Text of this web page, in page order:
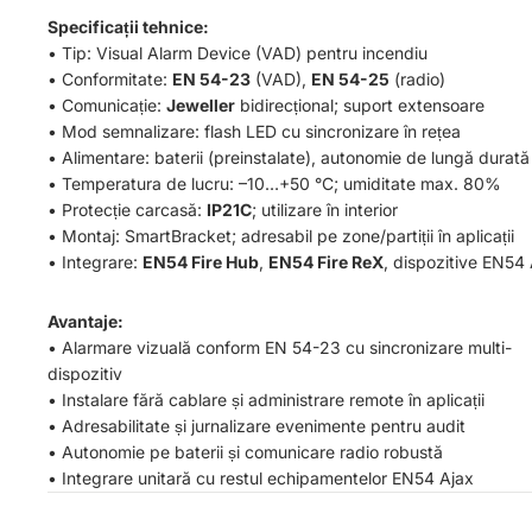
Specificații tehnice:
• Tip: Visual Alarm Device (VAD) pentru incendiu
• Conformitate: EN 54-23 (VAD), EN 54-25 (radio)
• Comunicație: Jeweller bidirecțional; suport extensoare
• Mod semnalizare: flash LED cu sincronizare în rețea
• Alimentare: baterii (preinstalate), autonomie de lungă durată
• Temperatura de lucru: –10…+50 °C; umiditate max. 80%
• Protecție carcasă: IP21C; utilizare în interior
• Montaj: SmartBracket; adresabil pe zone/partiții în aplicații
• Integrare: EN54 Fire Hub, EN54 Fire ReX, dispozitive EN54
Avantaje:
• Alarmare vizuală conform EN 54-23 cu sincronizare multi-
dispozitiv
• Instalare fără cablare și administrare remote în aplicații
• Adresabilitate și jurnalizare evenimente pentru audit
• Autonomie pe baterii și comunicare radio robustă
• Integrare unitară cu restul echipamentelor EN54 Ajax